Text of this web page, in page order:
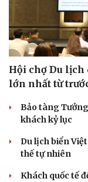
Hội chợ Du lịch
lớn nhất từ
Bảo tàng
khách kỷ lục
Du lịch biển
thế tự nhiên
Khách quốc tế